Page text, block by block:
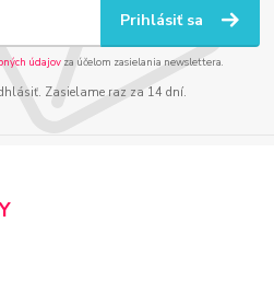
Prihlásiť sa
údajov za účelom zasielania newslettera.
Zasielame raz za 14 dní.